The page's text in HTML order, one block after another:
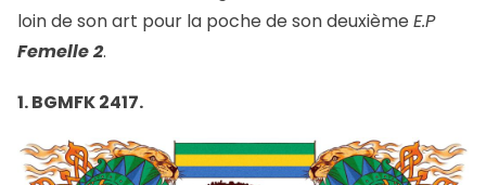
loin de son art pour la poche de son deuxième E.P
Femelle 2.
1. BGMFK 2417.